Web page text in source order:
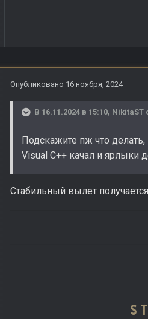
Опубликовано 16 ноября, 2024
В 16.11.2024 в 15:10, NikitaST
Подскажите пж что
Visual C++ качал и ярлыки
Стабильный вылет